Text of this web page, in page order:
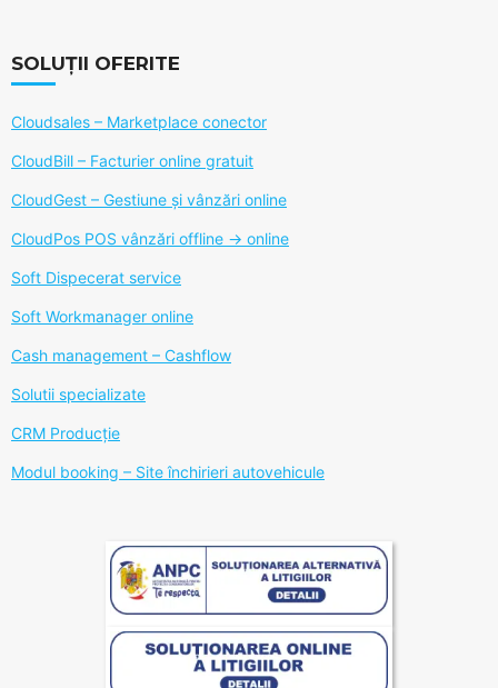
SOLUȚII OFERITE
Cloudsales – Marketplace conector
CloudBill – Facturier online gratuit
CloudGest – Gestiune și vânzări online
CloudPos POS vânzări offline -> online
Soft Dispecerat service
Soft Workmanager online
Cash management – Cashflow
Solutii specializate
CRM Producție
Modul booking – Site închirieri autovehicule